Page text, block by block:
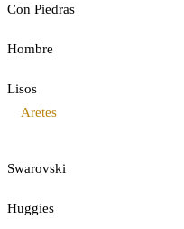
Con Piedras
Hombre
Lisos
Aretes
Swarovski
Huggies